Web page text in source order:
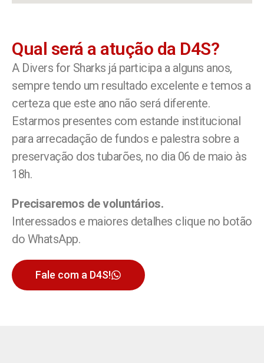
Qual será a atução da D4S?
A Divers for Sharks já participa a alguns anos,
sempre tendo um resultado excelente e temos a
certeza que este ano não será diferente.
Estarmos presentes com estande institucional
para arrecadação de fundos e palestra sobre a
preservação dos tubarões, no dia 06 de maio às
18h.
Precisaremos de voluntários.
Interessados e maiores detalhes clique no botão
do WhatsApp.
Fale com a D4S!